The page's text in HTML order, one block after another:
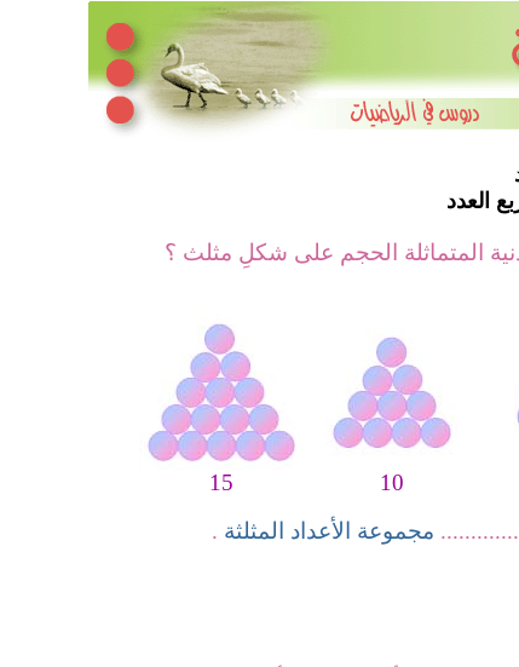
العدد
المتماثلة الحجم على شكلِ مثلث ؟
15 10
مجموعة الأعداد المثلثة .